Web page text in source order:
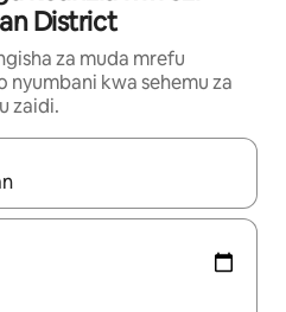
District
za muda mrefu
nyumbani kwa sehemu za
zaidi.
vinjari kwa kutumia vitufe vya